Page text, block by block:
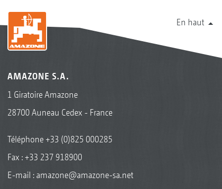
En haut
AMAZONE S.A.
1 Giratoire Amazone
28700 Auneau Cedex - France
Téléphone+33 (0)825 000285
Fax : +33 237 918900
E-mail : amazone@amazone-sa.net